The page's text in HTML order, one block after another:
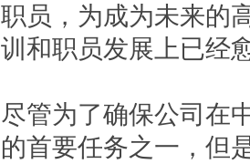
职员，为成为未来的
训和职员发展上已经
尽管为了确保公司在
的首要任务之一，但